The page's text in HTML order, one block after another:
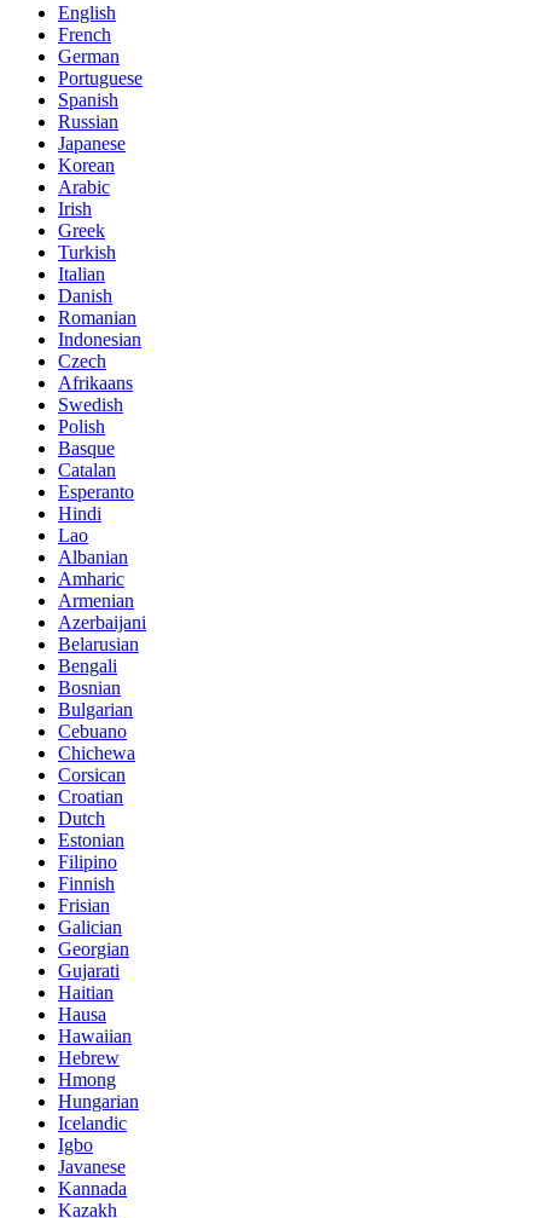
English
French
German
Portuguese
Spanish
Russian
Japanese
Korean
Arabic
Irish
Greek
Turkish
Italian
Danish
Romanian
Indonesian
Czech
Afrikaans
Swedish
Polish
Basque
Catalan
Esperanto
Hindi
Lao
Albanian
Amharic
Armenian
Azerbaijani
Belarusian
Bengali
Bosnian
Bulgarian
Cebuano
Chichewa
Corsican
Croatian
Dutch
Estonian
Filipino
Finnish
Frisian
Galician
Georgian
Gujarati
Haitian
Hausa
Hawaiian
Hebrew
Hmong
Hungarian
Icelandic
Igbo
Javanese
Kannada
Kazakh